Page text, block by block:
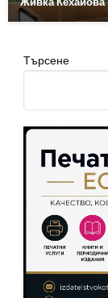
Търсене